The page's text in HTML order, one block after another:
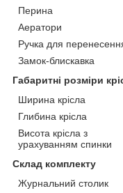
Перина
Аератори
Ручка для
Замок-блискавка
Габаритні розміри
Ширина крісла
Глибина крісла
Висота крісла з
урахуванням спинки
Склад комплекту
Журнальний столик